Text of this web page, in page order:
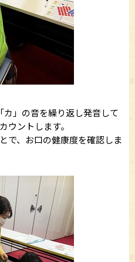
」の音を繰り返し発音して
ウントします。
で、お口の健康度を確認しま